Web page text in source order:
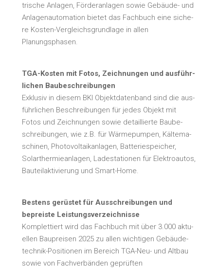
tri­sche Anla­gen, För­der­an­la­gen sowie Gebäu­de- und
Anla­gen­au­to­ma­ti­on bie­tet das Fach­buch eine siche­
re Kos­ten-Ver­gleichs­grund­la­ge in allen
Planungsphasen.
TGA-Kos­ten mit Fotos, Zeich­nun­gen und aus­führ­
li­chen Bau­be­schrei­bun­gen
Exklu­siv in die­sem BKI Objekt­da­ten­band sind die aus­
führ­li­chen Beschrei­bun­gen für jedes Objekt mit
Fotos und Zeich­nun­gen sowie detail­lier­te Bau­be­
schrei­bun­gen, wie z.B. für Wär­me­pum­pen, Käl­te­ma­
schi­nen, Pho­to­vol­ta­ik­an­la­gen, Bat­te­rie­spei­cher,
Solar­ther­mie­an­la­gen, Lade­sta­tio­nen für Elek­tro­au­tos,
Bau­teil­ak­ti­vie­rung und Smart-Home.
Bes­tens gerüs­tet für Aus­schrei­bun­gen und
bepreis­te Leis­tungs­ver­zeich­nis­se
Kom­plet­tiert wird das Fach­buch mit über 3.000 aktu­
el­len Bau­prei­sen 2025 zu allen wich­ti­gen Gebäu­de­
tech­nik-Posi­tio­nen im Bereich TGA-Neu- und Alt­bau
sowie von Fach­ver­bän­den geprüf­ten